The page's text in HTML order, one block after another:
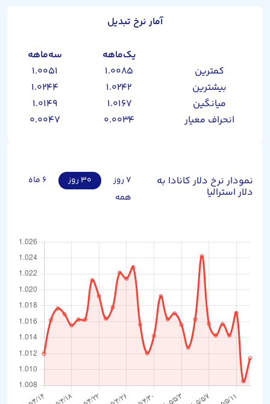
آمار نرخ تبدیل
یک‌ماهه
سه‌ماهه
کمترین
۱.۰۰۸۵
۱.۰۰۵۱
بیشترین
۱.۰۲۴۲
۱.۰۲۴۴
میانگین
۱.۰۱۶۷
۱.۰۱۴۹
انحراف معیار
۰.۰۰۳۴ ۰.۰۰۴۷
نمودار نرخ دلار کانادا به
دلار استرالیا
۷ روز ۳۰ روز
۶ ماه
همه